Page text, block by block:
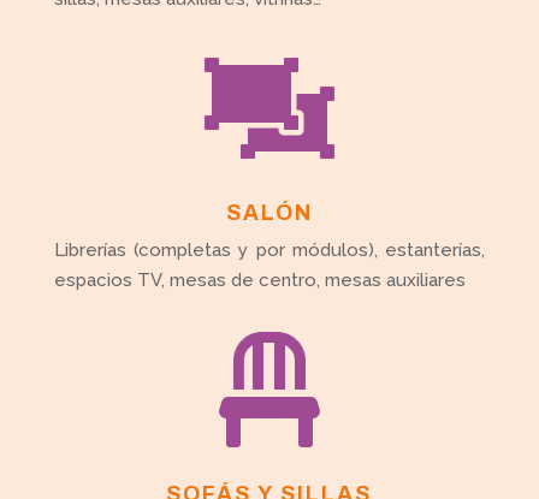

SALÓN
Librerías (completas y por módulos), estanterías,
espacios TV, mesas de centro, mesas auxiliares

SOFÁS Y SILLAS